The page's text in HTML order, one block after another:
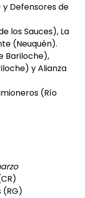
y Defensores de
los Sauces), La
(Neuquén).
Bariloche),
y Alianza
(Río
(RG)